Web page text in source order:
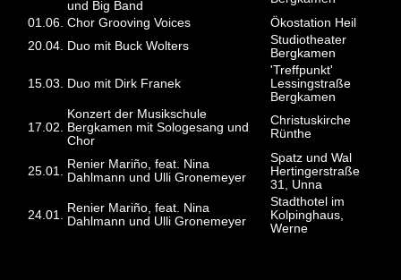
und Big Band
01.06. Chor Grooving Voices
Ökostation Heil
20.04. Duo mit Buck Wolters
Studiotheater
Bergkamen
15.03. Duo mit Dirk Franek
'Treffpunkt'
Lessingstraße
Bergkamen
17.02.
Konzert der Musikschule
Bergkamen mit Sologesang und
Chor
Christuskirche
Rünthe
25.01.
Renier Mariño, feat. Nina
Dahlmann und Ulli Gronemeyer
Spatz und Wal
Hertingerstraße
31, Unna
24.01.
Renier Mariño, feat. Nina
Dahlmann und Ulli Gronemeyer
Stadthotel im
Kolpinghaus,
Werne